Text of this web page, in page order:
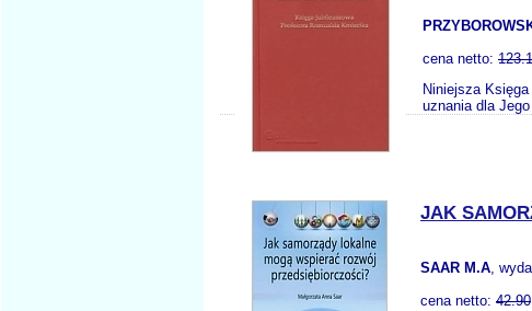
cena netto:
Niniejsza
uznania dla
JAK
SAAR M.A,
cena netto: 42.90